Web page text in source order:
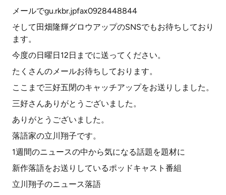
メールでgu.rkbr.jpfax0928448844
そして田畑隆輝グロウアップのSNSでもお待ちしており
ます。
今度の日曜日12日までに送ってください。
たくさんのメールお待ちしております。
ここまで三好五閉のキャッチアップをお送りしました。
三好さんありがとうございました。
ありがとうございました。
落語家の立川翔子です。
1週間のニュースの中から気になる話題を題材に
新作落語をお送りしているポッドキャスト番組
立川翔子のニュース落語